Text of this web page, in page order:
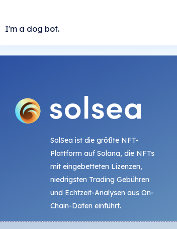
I'm a dog bot.
SolSea ist die größte NFT-
Plattform auf Solana, die NFTs
mit eingebetteten Lizenzen,
niedrigsten Trading Gebühren
und Echtzeit-Analysen aus On-
Chain-Daten einführt.